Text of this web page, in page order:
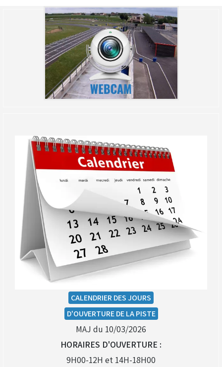
CALENDRIER DES JOURS
D'OUVERTURE DE LA PISTE
MAJ du 10/03/2026
HORAIRES D'OUVERTURE :
9H00-12H et 14H-18H00
(Réservé aux licenciés d'Angerville)
Droit de piste annuel autre club : voir avec le RKO
sur le circuit